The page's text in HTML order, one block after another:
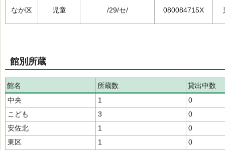
なか区 児童 /29/セ/ 080084715X
館別所蔵
館名 所蔵数
貸出中数
中央
1
0
こども
3
0
安佐北
1
0
東区
1
0